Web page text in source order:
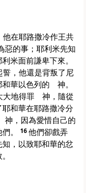
在耶路撒冷作王共
的事；耶利米先知
米面前謙卑下來。
，他還是背叛了尼
華以色列的 神。
大地得罪 神，隨從
和華在耶路撒冷分
，因為愛惜自己的
。
16他們卻戲弄
，以致耶和華的忿